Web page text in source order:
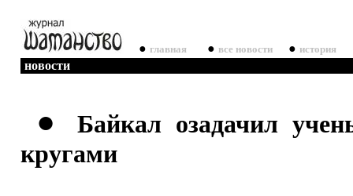
● главная ● все новости ● история
новости
●
Байкал озадачил
кругами